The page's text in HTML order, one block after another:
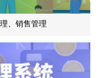
、销售管理